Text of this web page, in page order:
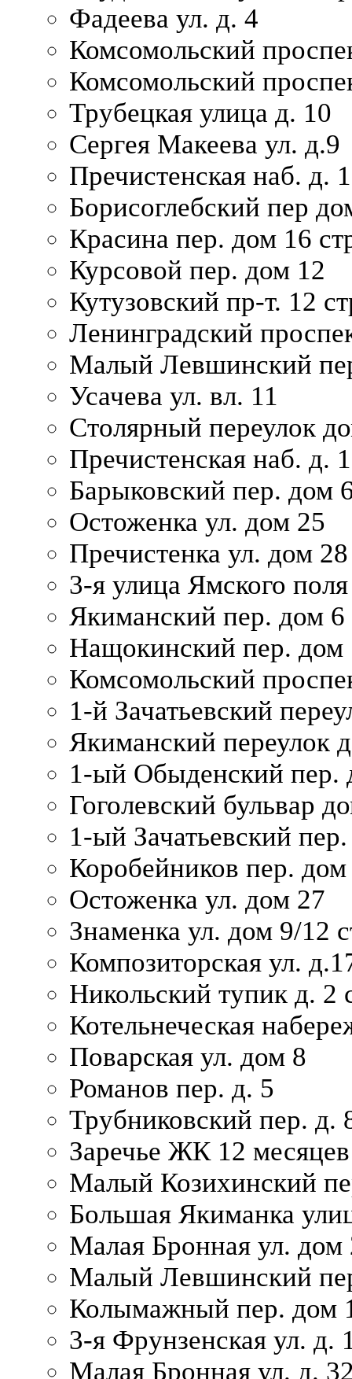
Фадеева ул. д. 4
Комсомольский
Комсомольский
Трубецкая улица д. 10
Сергея Макеева ул. д.9
Пречистенская наб. д.
Борисоглебский пер
Красина пер. дом 16
Курсовой пер. дом 12
Кутузовский пр-т. 12
Ленинградский
Малый Левшинский
Усачева ул. вл. 11
Столярный переулок
Пречистенская наб. д.
Барыковский пер. дом
Остоженка ул. дом 25
Пречистенка ул. дом 28
3-я улица Ямского
Якиманский пер. дом 6
Нащокинский пер. дом
Комсомольский
1-й Зачатьевский
Якиманский переулок
1-ый Обыденский пер.
Гоголевский бульвар
1-ый Зачатьевский
Коробейников пер.
Остоженка ул. дом 27
Знаменка ул. дом 9/12
Композиторская ул.
Никольский тупик д. 2
Котельнеческая
Поварская ул. дом 8
Романов пер. д. 5
Трубниковский пер. д.
Заречье ЖК 12 месяцев
Малый Козихинский
Большая Якиманка
Малая Бронная ул. дом
Малый Левшинский
Колымажный пер. дом
3-я Фрунзенская ул. д.
Малая Бронная ул. д.